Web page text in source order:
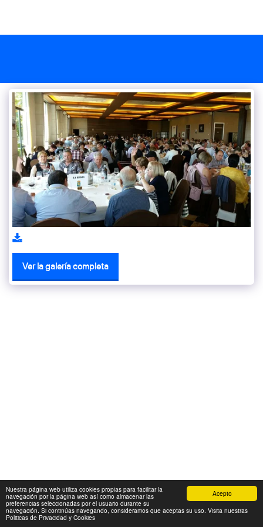
Acepto
Nuestra página web utiliza cookies propias para facilitar la
navegación por la página web así como almacenar las
preferencias seleccionadas por el usuario durante su
navegación. Si continúas navegando, consideramos que aceptas su uso. Visita nuestras
Politicas de Privacidad y Cookies
Ver la galería completa